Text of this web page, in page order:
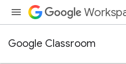
Google Classroom